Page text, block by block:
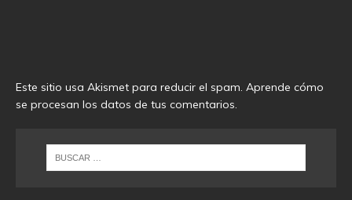
Este sitio usa Akismet para reducir el spam. Aprende cómo
se procesan los datos de tus comentarios.